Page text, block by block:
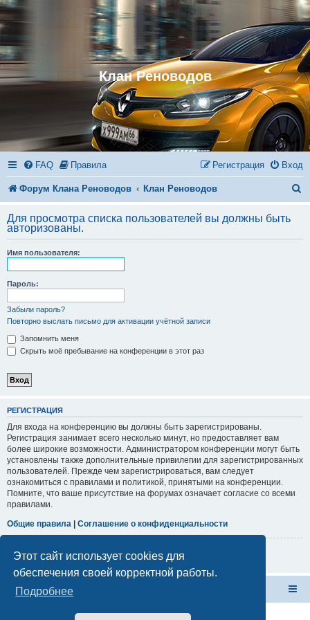
Этот сайт использует cookies для
обеспечения своей корректной работы.
Подробнее
Клан Реноводов
FAQ Правила Вход
Регистрация
Форум Клана Реноводов Клан Реноводов
Для просмотра списка пользователей вы должны быть
авторизованы.
Имя пользователя:
Пароль:
Забыли пароль?
Повторно выслать письмо для активации учётной записи
Запомнить меня
Скрыть моё пребывание на конференции в этот раз
РЕГИСТРАЦИЯ
Для входа на конференцию вы должны быть зарегистрированы.
Регистрация занимает всего несколько минут, но предоставляет вам
более широкие возможности. Администратором конференции могут быть
установлены также дополнительные привилегии для зарегистрированных
пользователей. Прежде чем зарегистрироваться, вам следует
ознакомиться с правилами и политикой, принятыми на конференции.
Помните, что ваше присутствие на форумах означает согласие со всеми
правилами.
Общие правила | Соглашение о конфиденциальности
Регистрация
Форум Клана Реноводов